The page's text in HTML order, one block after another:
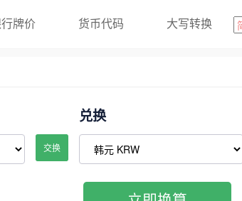
牌价 货币代码 大写转换
交换
兑换